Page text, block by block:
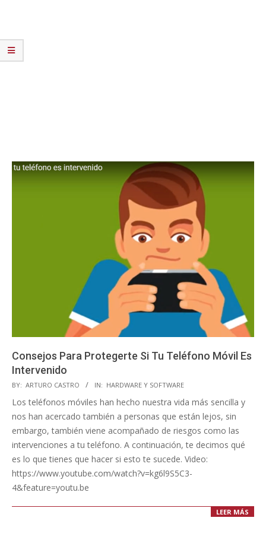
Consejos Para Protegerte Si Tu Teléfono Móvil Es
Intervenido
2019-
12-
BY: ARTURO CASTRO IN: HARDWARE Y SOFTWARE
Los teléfonos móviles han hecho nuestra vida más sencilla y
nos han acercado también a personas que están lejos, sin
embargo, también viene acompañado de riesgos como las
intervenciones a tu teléfono. A continuación, te decimos qué
es lo que tienes que hacer si esto te sucede. Video:
https://www.youtube.com/watch?v=kg6l9S5C3-
4&feature=youtu.be
LEER MÁS